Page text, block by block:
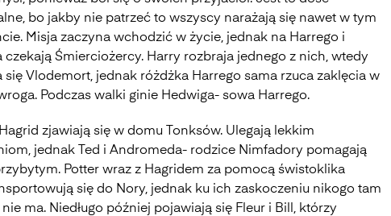
bo jakby nie patrzeć to wszyscy narażają się nawet w tym
Misja zaczyna wchodzić w życie, jednak na Harrego i
czekają Śmierciożercy. Harry rozbraja jednego z nich, wtedy
się Vlodemort, jednak różdżka Harrego sama rzuca zaklęcia w
Podczas walki ginie Hedwiga- sowa Harrego.
zjawiają się w domu Tonksów. Ulegają lekkim
jednak Ted i Andromeda- rodzice Nimfadory pomagają
Potter wraz z Hagridem za pomocą świstoklika
się do Nory, jednak ku ich zaskoczeniu nikogo tam
nie ma. Niedługo później pojawiają się Fleur i Bill, którzy